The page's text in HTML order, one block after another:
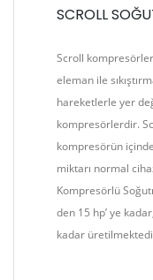
SCROLL
Scroll
eleman ile
hareketlerle yer
kompresörlerdir.
kompresörün
miktarı normal
Kompresörlü
den 15 hp’ ye
kadar